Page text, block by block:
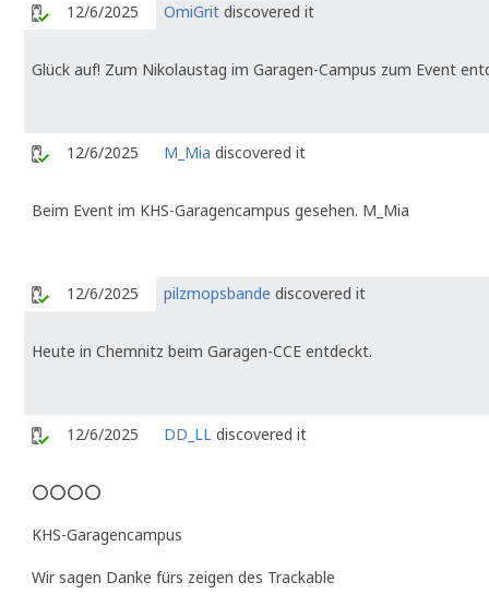
12/6/2025 OmiGrit discovered it
Glück auf! Zum Nikolaustag im Garagen-Campus zum Event
12/6/2025 M_Mia discovered it
Beim Event im KHS-Garagencampus gesehen. M_Mia
12/6/2025 pilzmopsbande discovered it
Heute in Chemnitz beim Garagen-CCE entdeckt.
12/6/2025 DD_LL discovered it
⭕⭕⭕⭕
KHS-Garagencampus
Wir sagen Danke fürs zeigen des Trackable